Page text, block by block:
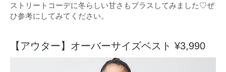
ストリートコーデに冬らしい甘さもプラスしてみました♡ぜ
ひ参考にしてみてください。
【アウター】オーバーサイズベスト ¥3,990